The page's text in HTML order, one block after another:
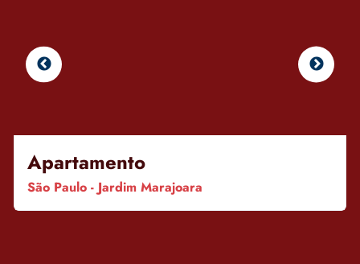
Apartamento
São Paulo - Jardim Marajoara